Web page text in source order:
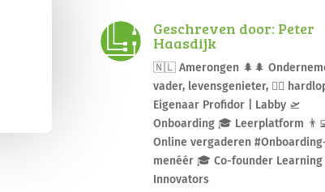
Geschreven door: Peter
Haasdijk
🇳🇱 Amerongen 🌲🌲
vader, levensgenieter, 🏃‍♂️
Eigenaar Profidor | Labby 🛫
Onboarding 🎓 Leerplatform
Online vergaderen
menéér 🎓 Co-founder Learning
Innovators